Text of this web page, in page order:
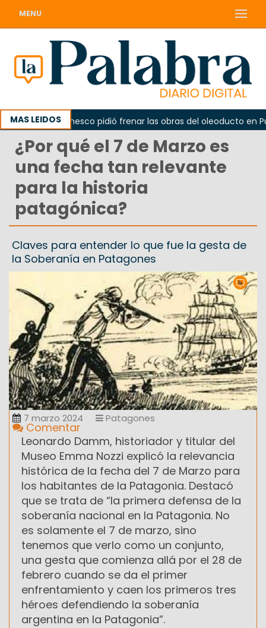
MENU
MAS LEIDOS
La Unesco pidió frenar las obras del oleoducto en
¿Por qué el 7 de Marzo es
una fecha tan relevante
para la historia
patagónica?
Claves para entender lo que fue la gesta de
la Soberanía en Patagones
7 marzo 2024 Patagones
Comentar
Leonardo Damm, historiador y titular del
Museo Emma Nozzi explicó la relevancia
histórica de la fecha del 7 de Marzo para
los habitantes de la Patagonia. Destacó
que se trata de “la primera defensa de la
soberanía nacional en la Patagonia. No
es solamente el 7 de marzo, sino
tenemos que verlo como un conjunto,
una gesta que comienza allá por el 28 de
febrero cuando se da el primer
enfrentamiento y caen los primeros tres
héroes defendiendo la soberanía
argentina en la Patagonia”.